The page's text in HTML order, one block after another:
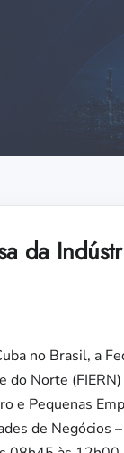
da
no Brasil, a
do Norte
e Pequenas
de Negócios